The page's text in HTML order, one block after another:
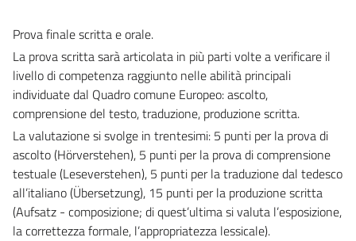
Prova finale scritta e orale.
La prova scritta sarà articolata in più parti volte a verificare il
livello di competenza raggiunto nelle abilità principali
individuate dal Quadro comune Europeo: ascolto,
comprensione del testo, traduzione, produzione scritta.
La valutazione si svolge in trentesimi: 5 punti per la prova di
ascolto (Hörverstehen), 5 punti per la prova di comprensione
testuale (Leseverstehen), 5 punti per la traduzione dal tedesco
all’italiano (Übersetzung), 15 punti per la produzione scritta
(Aufsatz - composizione; di quest’ultima si valuta l’esposizione,
la correttezza formale, l’appropriatezza lessicale).